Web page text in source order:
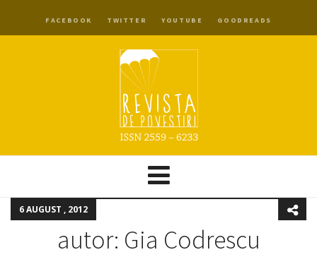
FACEBOOK TWITTER YOUTUBE GOODREADS
6 AUGUST , 2012
autor: Gia Codrescu